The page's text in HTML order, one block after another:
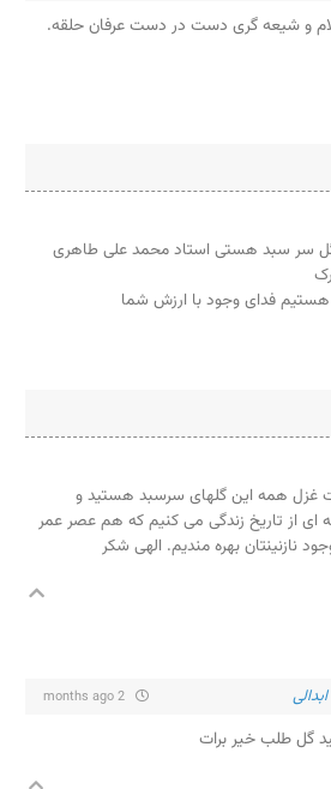
و شیعه گری دست در دست عرفان حلقه.
سر سبد هستی استاد محمد علی طاهری
هستیم فدای وجود با ارزش شما
غزل همه این گلهای سرسبد هستید و
ای از تاریخ زندگی می کنیم که هم عصر عمر
نازنینتان بهره مندیم. الهی شکر
گل طلب خیر برات